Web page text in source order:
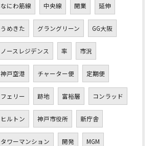
なにわ筋線 中央線 開業 延伸
うめきた グラングリーン GG大阪
ノースレジデンス 率 市況
神戸空港 チャーター便 定期便
フェリー 跡地 富裕層 コンラッド
ヒルトン 神戸市役所 新庁舎
タワーマンション 開発 MGM